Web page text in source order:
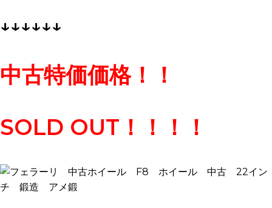
↓↓↓↓↓↓
中古特価価格！！
SOLD OUT！！！！